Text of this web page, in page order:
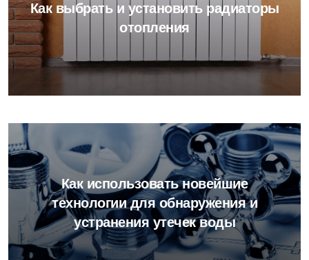
Как выбрать и установить радиаторы
отопления
Как использовать новейшие
технологии для обнаружения и
устранения утечек воды